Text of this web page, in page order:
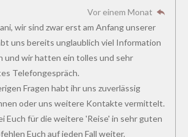
Vor einem Monat
wir sind zwar erst am Anfang unserer
uns bereits unglaublich viel Information
und wir hatten ein tolles und sehr
Telefongespräch.
Fragen habt ihr uns zuverlässig
oder uns weitere Kontakte vermittelt.
Euch für die weitere 'Reise' in sehr guten
Euch auf jeden Fall weiter.